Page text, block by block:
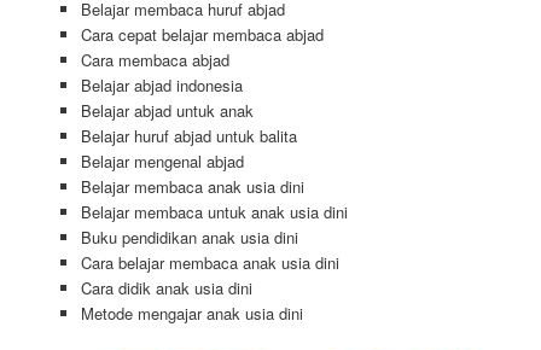
Belajar membaca huruf abjad
Cara cepat belajar membaca abjad
Cara membaca abjad
Belajar abjad indonesia
Belajar abjad untuk anak
Belajar huruf abjad untuk balita
Belajar mengenal abjad
Belajar membaca anak usia dini
Belajar membaca untuk anak usia dini
Buku pendidikan anak usia dini
Cara belajar membaca anak usia dini
Cara didik anak usia dini
Metode mengajar anak usia dini